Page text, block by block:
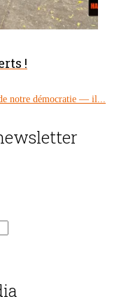
!
notre démocratie — il...